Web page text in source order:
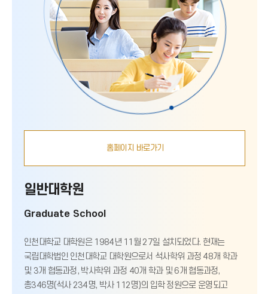
홈페이지 바로가기
일반대학원
Graduate School
인천대학교 대학원은 1984년 11월 27일 설치되었다. 현재는
국립대학법인 인천대학교 대학원으로서 석사학위 과정 48개 학과
및 3개 협동과정, 박사학위 과정 40개 학과 및 6개 협동과정,
총346명(석사 234명, 박사 112명)의 입학 정원으로 운영되고